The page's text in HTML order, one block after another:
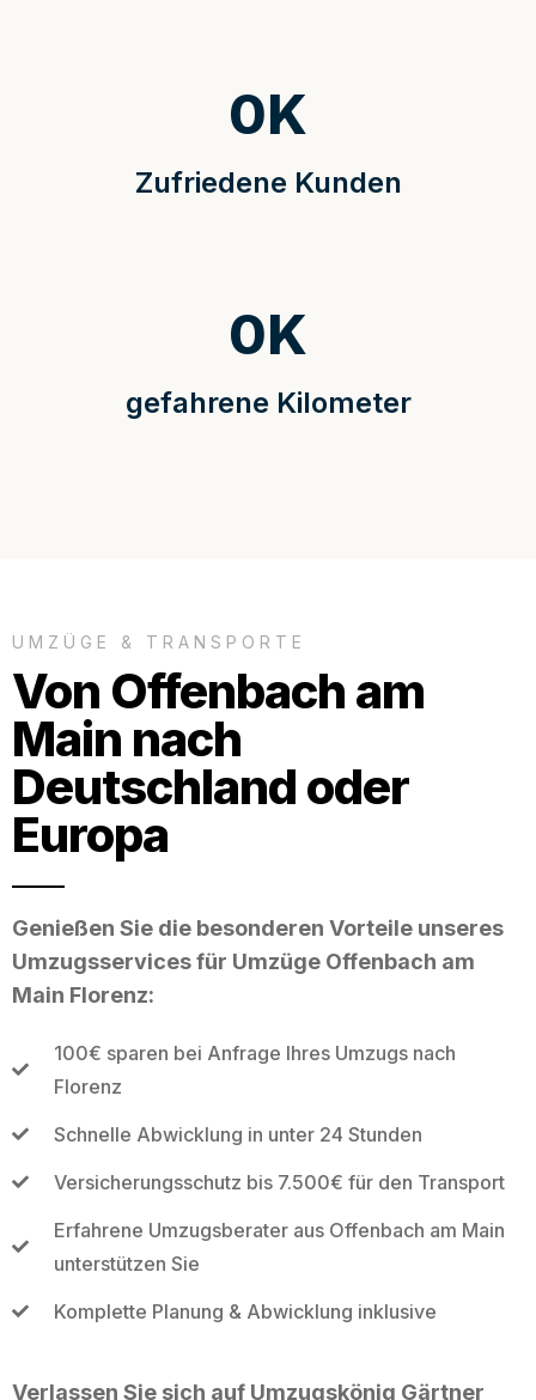
Zufriedene Kunden
0K
gefahrene Kilometer
0K
UMZÜGE & TRANSPORTE
Von Offenbach am
Main nach
Deutschland oder
Europa
Genießen Sie die besonderen Vorteile unseres
Umzugsservices für Umzüge Offenbach am
Main Florenz:
100€ sparen bei Anfrage Ihres Umzugs nach
Florenz
Schnelle Abwicklung in unter 24 Stunden
Versicherungsschutz bis 7.500€ für den Transport
Erfahrene Umzugsberater aus Offenbach am Main
unterstützen Sie
Komplette Planung & Abwicklung inklusive
Verlassen Sie sich auf Umzugskönig Gärtner